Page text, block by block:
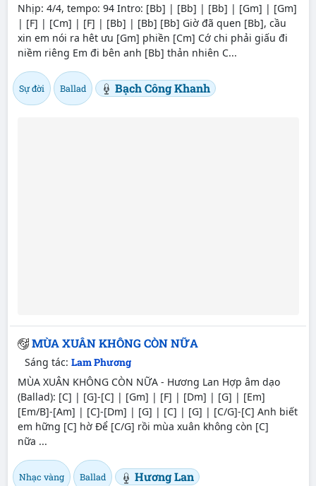
Nhịp: 4/4, tempo: 94 Intro: [Bb] | [Bb] | [Bb] | [Gm] | [Gm]
| [F] | [Cm] | [F] | [Bb] | [Bb] [Bb] Giờ đã quen [Bb], cầu
xin em nói ra hêt ưu [Gm] phiền [Cm] Cớ chi phải giấu đi
niềm riêng Em đi bên anh [Bb] thản nhiên C...
Sự đời Ballad Bạch Công Khanh
MÙA XUÂN KHÔNG CÒN NỮA
Sáng tác: Lam Phương
MÙA XUÂN KHÔNG CÒN NỮA - Hương Lan Hợp âm dạo
(Ballad): [C] | [G]-[C] | [Gm] | [F] | [Dm] | [G] | [Em]
[Em/B]-[Am] | [C]-[Dm] | [G] | [C] | [G] | [C/G]-[C] Anh biết
em hững [C] hờ Để [C/G] rồi mùa xuân không còn [C]
nữa ...
Nhạc vàng Ballad
Hương Lan